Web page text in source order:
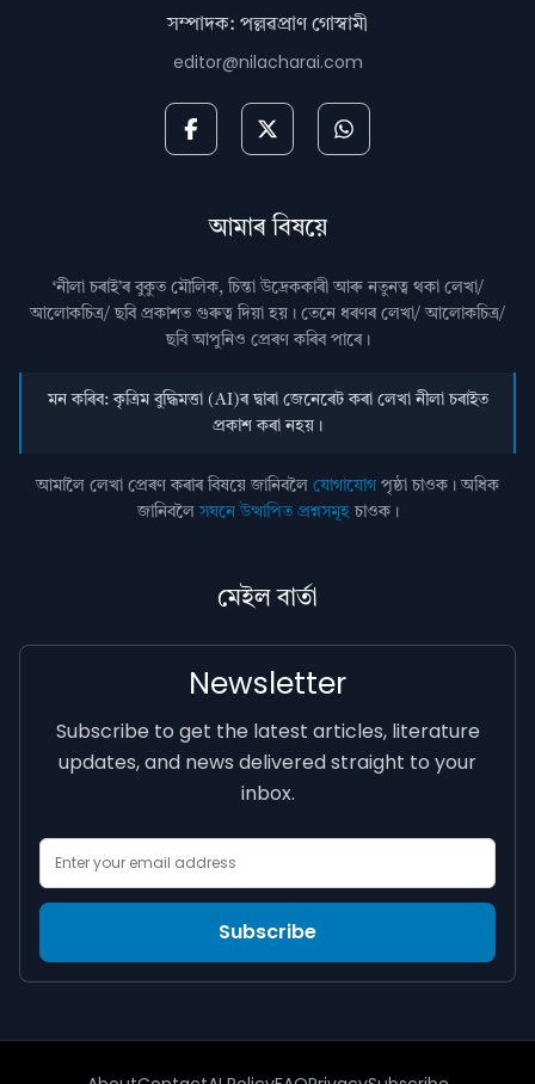
সম্পাদক: পল্লৱপ্ৰাণ গোস্বামী
editor@nilacharai.com
আমাৰ বিষয়ে
‘নীলা চৰাই’ৰ বুকুত মৌলিক, চিন্তা উদ্রেককাৰী আৰু নতুনত্ব থকা লেখা/
আলোকচিত্ৰ/ ছবি প্রকাশত গুৰুত্ব দিয়া হয়। তেনে ধৰণৰ লেখা/ আলোকচিত্ৰ/
ছবি আপুনিও প্রেৰণ কৰিব পাৰে।
মন কৰিব: কৃত্ৰিম বুদ্ধিমত্তা (AI)ৰ দ্বাৰা জেনেৰেট কৰা লেখা নীলা চৰাইত
প্ৰকাশ কৰা নহয়।
আমালৈ লেখা প্ৰেৰণ কৰাৰ বিষয়ে জানিবলৈ যোগাযোগ পৃষ্ঠা চাওক। অধিক
জানিবলৈসঘনে উত্থাপিত প্ৰশ্নসমূহচাওক।
মেইল বাৰ্তা
Newsletter
Subscribe to get the latest articles, literature
updates, and news delivered straight to your
inbox.
Subscribe